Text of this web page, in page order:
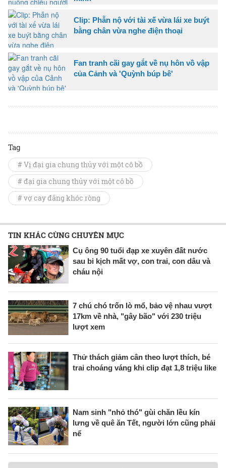
Clip: Phẫn nộ với tài xế vừa lái xe buýt
bằng chân vừa nghe điện thoại
Fan tranh cãi gay gắt về nụ hôn vồ vập
của Cảnh và 'Quỳnh búp bê'
Tag
# Vị đại gia chung thủy với một cô bồ
# đại gia chung thủy với một cô bồ
# vợ cay đắng khóc ròng
TIN KHÁC CÙNG CHUYÊN MỤC
Cụ ông 90 tuổi đạp xe xuyên đất nước
sau bi kịch mất vợ, con trai, con dâu và
cháu nội
7 chú chó trốn lò mổ, bảo vệ nhau vượt
17km về nhà, "gây bão" với 230 triệu
lượt xem
Thử thách giảm cân theo lượt thích, bé
trai choáng váng khi clip đạt 1,8 triệu like
Nam sinh "nhỏ thó" gùi chăn lều kín
lưng về quê ăn Tết, người lớn cũng phải
nể